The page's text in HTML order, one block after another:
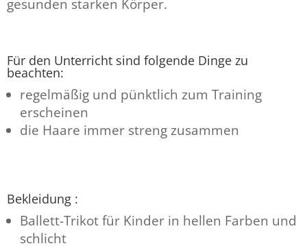
gesunden starken Körper.
Für den Unterricht sind folgende Dinge zu
beachten:
regelmäßig und pünktlich zum Training
erscheinen
die Haare immer streng zusammen
Bekleidung :
Ballett-Trikot für Kinder in hellen Farben und
schlicht